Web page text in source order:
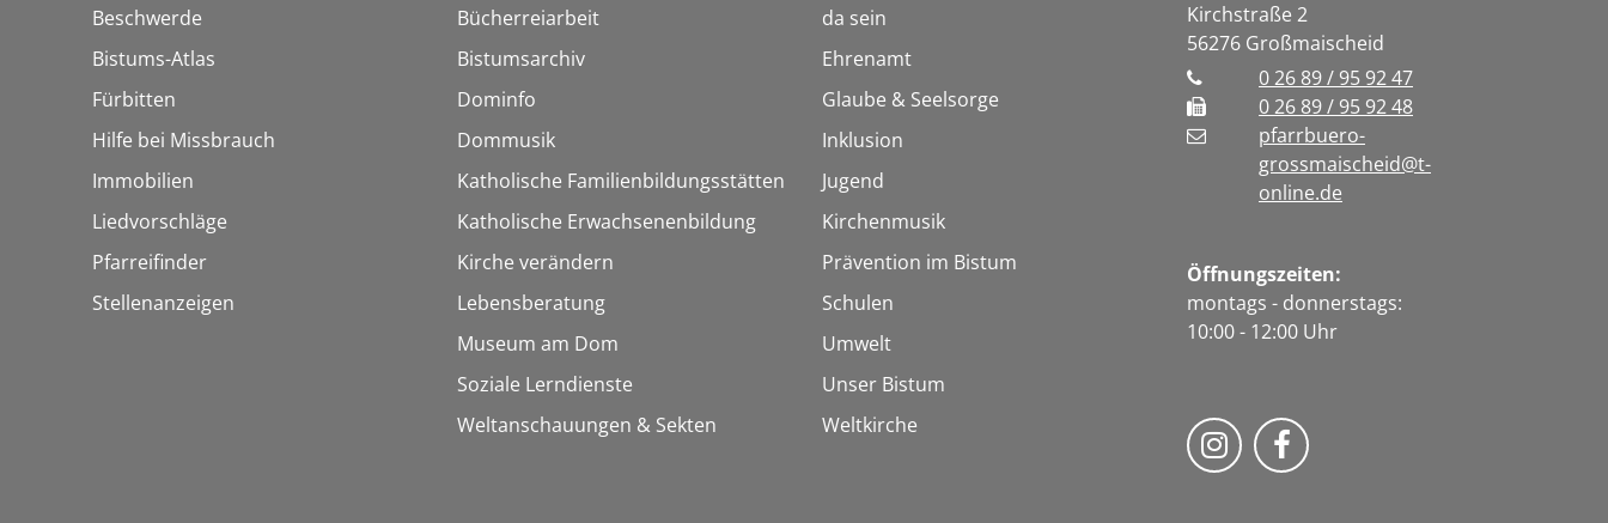
Beschwerde
Bistums-Atlas
Fürbitten
Hilfe bei Missbrauch
Immobilien
Liedvorschläge
Pfarreifinder
Stellenanzeigen
Bücherreiarbeit
Bistumsarchiv
Dominfo
Dommusik
Katholische Familienbildungsstätten
Katholische Erwachsenenbildung
Kirche verändern
Lebensberatung
Museum am Dom
Soziale Lerndienste
Weltanschauungen & Sekten
da sein
Ehrenamt
Glaube & Seelsorge
Inklusion
Jugend
Kirchenmusik
Prävention im Bistum
Schulen
Umwelt
Unser Bistum
Weltkirche
Kirchstraße 2
56276 Großmaischeid
0 26 89 / 95 92 47
0 26 89 / 95 92 48
pfarrbuero-
grossmaischeid@t-
online.de
Öffnungszeiten:
montags - donnerstags:
10:00 - 12:00 Uhr
Folge uns auf Instragram
Fogle uns auf Facebook